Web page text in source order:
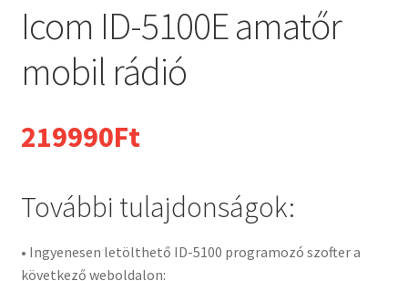
Icom ID-5100E amatőr
mobil rádió
219990Ft
További tulajdonságok:
• Ingyenesen letölthető ID-5100 programozó szofter a
következő weboldalon: